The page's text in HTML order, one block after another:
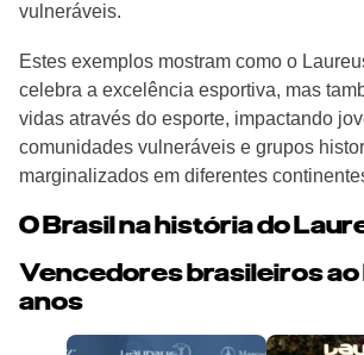
vulneráveis.
Estes exemplos mostram como o
celebra a excelência esportiva, mas
vidas através do esporte, impactando
comunidades vulneráveis e grupos
marginalizados em diferentes
O Brasil na história do
Vencedores brasileiros ao
anos